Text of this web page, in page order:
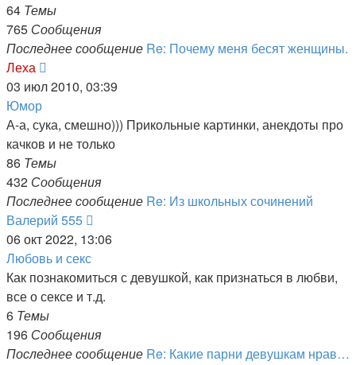
64 Темы
765 Сообщения
Последнее сообщение Re: Почему меня бесят женщины.
Леха
к
сообщению
03 июл 2010, 03:39
Юмор
А-а, сука, смешно))) Прикольные картинки, анекдоты про
качков и не только
86 Темы
432 Сообщения
Последнее сообщение Re: Из школьных сочинений
Валерий 555
к
сообщению
06 окт 2022, 13:06
Любовь и секс
Как познакомиться с девушкой, как признаться в любви,
все о сексе и т.д.
6 Темы
196 Сообщения
Последнее сообщение Re: Какие парни девушкам нрав…